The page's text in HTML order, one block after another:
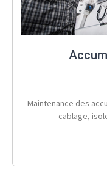
Maintenance des
cablage,